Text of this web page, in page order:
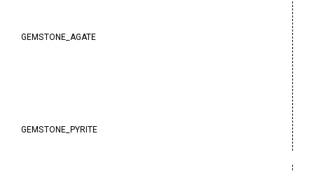
GEMSTONE_AGATE
GEMSTONE_PYRITE